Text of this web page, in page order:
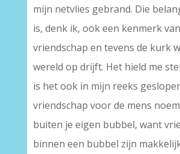
mijn netvlies gebrand. Die
is, denk ik, ook een kenmerk van
vriendschap en tevens de kurk
wereld op drijft. Het hield me
is het ook in mijn reeks
vriendschap voor de mens
buiten je eigen bubbel, want
binnen een bubbel zijn